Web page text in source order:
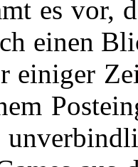
es vor,
einen
einiger